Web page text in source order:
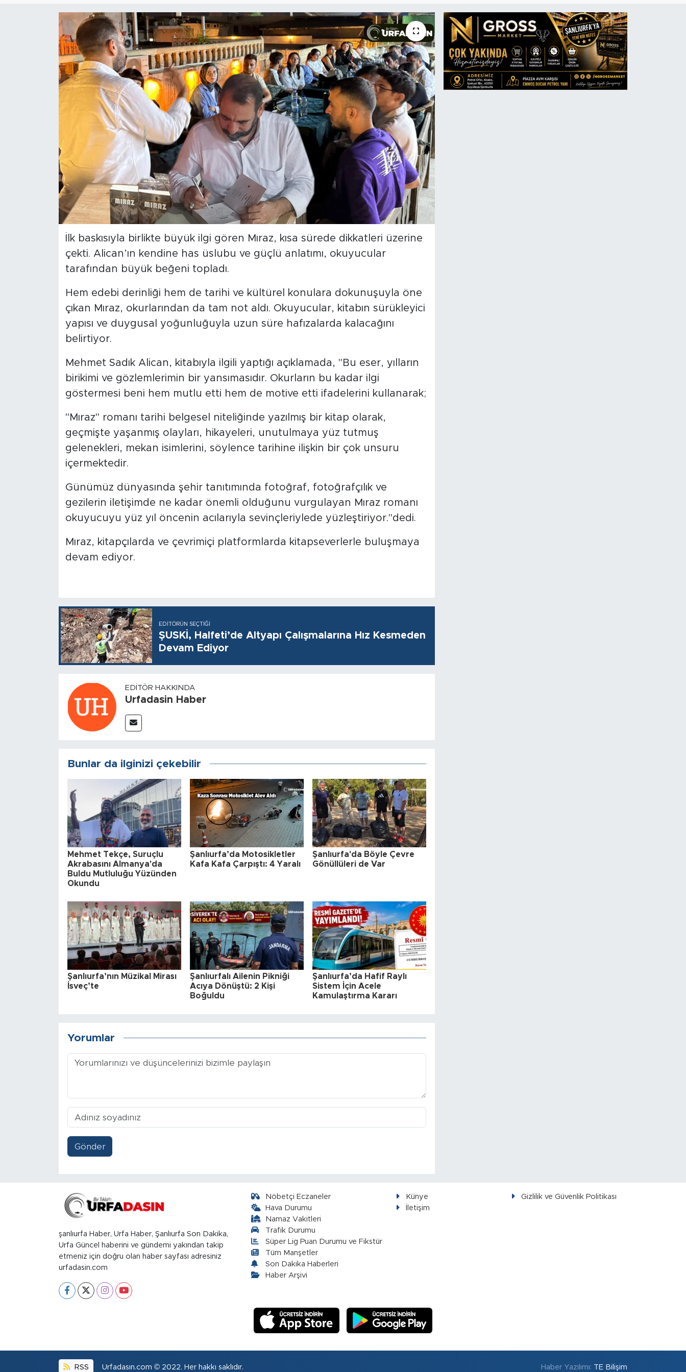
İlk baskısıyla birlikte büyük ilgi gören Mıraz, kısa sürede dikkatleri üzerine
çekti. Alican’ın kendine has üslubu ve güçlü anlatımı, okuyucular
tarafından büyük beğeni topladı.
Hem edebi derinliği hem de tarihi ve kültürel konulara dokunuşuyla öne
çıkan Mıraz, okurlarından da tam not aldı. Okuyucular, kitabın sürükleyici
yapısı ve duygusal yoğunluğuyla uzun süre hafızalarda kalacağını
belirtiyor.
Mehmet Sadık Alican, kitabıyla ilgili yaptığı açıklamada, "Bu eser, yılların
birikimi ve gözlemlerimin bir yansımasıdır. Okurların bu kadar ilgi
göstermesi beni hem mutlu etti hem de motive etti ifadelerini kullanarak;
"Mıraz" romanı tarihi belgesel niteliğinde yazılmış bir kitap olarak,
geçmişte yaşanmış olayları, hikayeleri, unutulmaya yüz tutmuş
gelenekleri, mekan isimlerini, söylence tarihine ilişkin bir çok unsuru
içermektedir.
Günümüz dünyasında şehir tanıtımında fotoğraf, fotoğrafçılık ve
gezilerin iletişimde ne kadar önemli olduğunu vurgulayan Mıraz romanı
okuyucuyu yüz yıl öncenin acılarıyla sevinçleriylede yüzleştiriyor."dedi.
Mıraz, kitapçılarda ve çevrimiçi platformlarda kitapseverlerle buluşmaya
devam ediyor.
EDITÖRÜN SEÇTIĞI
ŞUSKİ, Halfeti’de Altyapı Çalışmalarına Hız Kesmeden
Devam Ediyor
EDITÖR HAKKINDA
Urfadasin Haber
Bunlar da ilginizi çekebilir
Mehmet Tekçe, Suruçlu
Akrabasını Almanya'da
Buldu Mutluluğu Yüzünden
Okundu
Şanlıurfa’da Motosikletler
Kafa Kafa Çarpıştı: 4 Yaralı
Şanlıurfa'da Böyle Çevre
Gönüllüleri de Var
Şanlıurfa’nın Müzikal Mirası
İsveç’te
Şanlıurfalı Ailenin Pikniği
Acıya Dönüştü: 2 Kişi
Boğuldu
Şanlıurfa’da Hafif Raylı
Sistem İçin Acele
Kamulaştırma Kararı
Yorumlar
Gönder
şanlıurfa Haber, Urfa Haber, Şanlıurfa Son Dakika,
Urfa Güncel haberini ve gündemi yakından takip
etmeniz için doğru olan haber sayfası adresiniz
urfadasin.com
Nöbetçi Eczaneler
Hava Durumu
Namaz Vakitleri
Trafik Durumu
Süper Lig Puan Durumu ve Fikstür
Tüm Manşetler
Son Dakika Haberleri
Haber Arşivi
Künye
Gizlilik ve Güvenlik Politikası
İletişim
RSS Urfadasın.com © 2022. Her hakkı saklıdır. Haber Yazılımı: TE Bilişim